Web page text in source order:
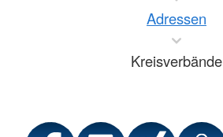
Adressen
Kreisverbände